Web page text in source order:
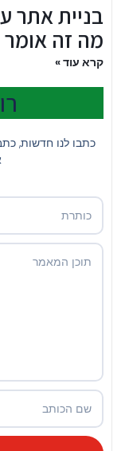
בניית אתר
מה זה אומר
קרא עוד »
כתבו לנו חדשות,